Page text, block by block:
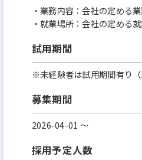
・業務内容：会社の定める
・就業場所：会社の定める
試用期間
※未経験者は試用期間有り（
募集期間
2026-04-01 〜
採用予定人数